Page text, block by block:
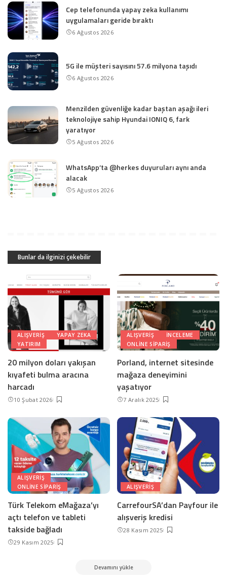
Cep telefonunda yapay zeka kullanımı
uygulamaları geride bıraktı
6 Ağustos 2026
5G ile müşteri sayısını 57.6 milyona taşıdı
6 Ağustos 2026
Menzilden güvenliğe kadar baştan aşağı ileri
teknolojiye sahip Hyundai IONIQ 6, fark
yaratıyor
5 Ağustos 2026
WhatsApp’ta @herkes duyuruları aynı anda
alacak
5 Ağustos 2026
Bunlar da ilginizi çekebilir
ALIŞVERIŞ
YAPAY ZEKA
YATIRIM
20 milyon doları yakışan
kıyafeti bulma aracına
harcadı
10 Şubat 2026
ALIŞVERIŞ
INCELEME
ONLINE SIPARIŞ
Porland, internet sitesinde
mağaza deneyimini
yaşatıyor
7 Aralık 2025
ALIŞVERIŞ
ONLINE SIPARIŞ
Türk Telekom eMağaza’yı
açtı telefon ve tableti
takside bağladı
29 Kasım 2025
ALIŞVERIŞ
CarrefourSA’dan Payfour ile
alışveriş kredisi
28 Kasım 2025
Devamını yükle